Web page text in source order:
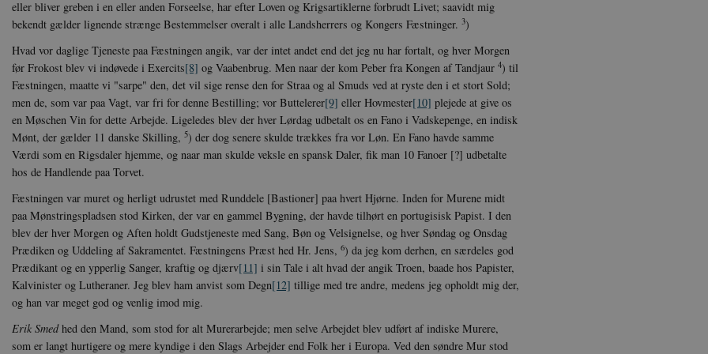
eller bliver greben i en eller anden Forseelse, har efter Loven og Krigsartiklerne forbrudt Livet; saavidt mig
bekendt gælder lignende strænge Bestemmelser overalt i alle Landsherrers og Kongers Fæstninger. 3)
Hvad vor daglige Tjeneste paa Fæstningen angik, var der intet andet end det jeg nu har fortalt, og hver Morgen
før Frokost blev vi indøvede i Exercits[8] og Vaabenbrug. Men naar der kom Peber fra Kongen af Tandjaur 4) til
Fæstningen, maatte vi "sarpe" den, det vil sige rense den for Straa og al Smuds ved at ryste den i et stort Sold;
men de, som var paa Vagt, var fri for denne Bestilling; vor Buttelerer[9] eller Hovmester[10] plejede at give os
en Møschen Vin for dette Arbejde. Ligeledes blev der hver Lørdag udbetalt os en Fano i Vadskepenge, en indisk
Mønt, der gælder 11 danske Skilling, 5) der dog senere skulde trækkes fra vor Løn. En Fano havde samme
Værdi som en Rigsdaler hjemme, og naar man skulde veksle en spansk Daler, fik man 10 Fanoer [?] udbetalte
hos de Handlende paa Torvet.
Fæstningen var muret og herligt udrustet med Runddele [Bastioner] paa hvert Hjørne. Inden for Murene midt
paa Mønstringspladsen stod Kirken, der var en gammel Bygning, der havde tilhørt en portugisisk Papist. I den
blev der hver Morgen og Aften holdt Gudstjeneste med Sang, Bøn og Velsignelse, og hver Søndag og Onsdag
Prædiken og Uddeling af Sakramentet. Fæstningens Præst hed Hr. Jens, 6) da jeg kom derhen, en særdeles god
Prædikant og en ypperlig Sanger, kraftig og djærv[11] i sin Tale i alt hvad der angik Troen, baade hos Papister,
Kalvinister og Lutheraner. Jeg blev ham anvist som Degn[12] tillige med tre andre, medens jeg opholdt mig der,
og han var meget god og venlig imod mig.
Erik Smedhed den Mand, som stod for alt Murerarbejde; men selve Arbejdet blev udført af indiske Murere,
som er langt hurtigere og mere kyndige i den Slags Arbejder end Folk her i Europa. Ved den søndre Mur stod
Hjemmesiden kan ikke fungerer uden disse cookies.
Navn
Udbyder / Domæne
be_typo_user
TYPO3 Association
.danmarkshistorien.dk
Session
sp_t
Spotify Inc.
.spotify.com
1 år
sp_landing
Spotify Inc.
.spotify.com
1 dag
CookieScriptConsent
CookieScript
danmarkshistorien.dk
1 år
XSRF-TOKEN
danmarkshistoriendk.h5p.com 1 dag
__cf_bm
Cloudflare Inc.
30